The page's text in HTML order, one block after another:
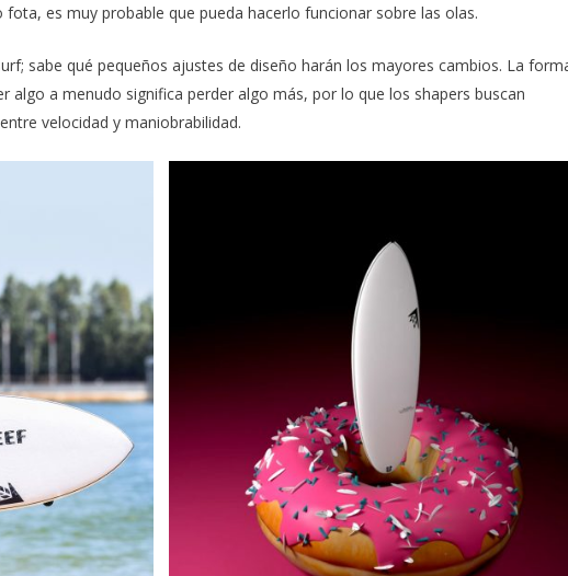
es muy probable que pueda hacerlo funcionar sobre las olas.
sabe qué pequeños ajustes de diseño harán los mayores cambios. La
algo a menudo significa perder algo más, por lo que los shapers buscan
velocidad y maniobrabilidad.